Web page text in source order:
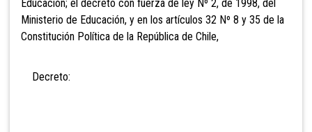
Educación; el decreto con fuerza de ley Nº 2, de 1998, del
Ministerio de Educación, y en los artículos 32 Nº 8 y 35 de la
Constitución Política de la República de Chile,
Decreto: